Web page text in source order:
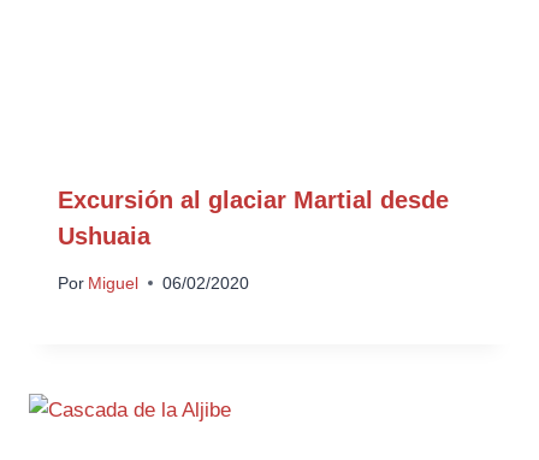
Excursión al glaciar Martial desde
Ushuaia
Por Miguel 06/02/2020